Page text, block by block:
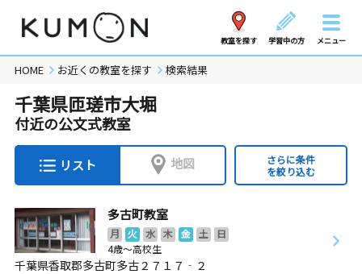
教室を探す 学習中の方 メニュー
HOME お近くの教室を探す 検索結果
千葉県匝瑳市大堀
付近の公文式教室
リスト 地図
さらに条件
を絞り込む
多古町教室
月 火 水 木 金 土
日
4歳～高校生
千葉県香取郡多古町多古２７１７‐２